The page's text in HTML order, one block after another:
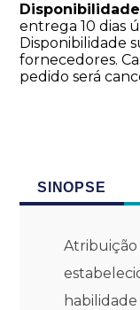
entrega 10 dias
Disponibilidade
fornecedores.
pedido será
SINOPSE
Atribuição